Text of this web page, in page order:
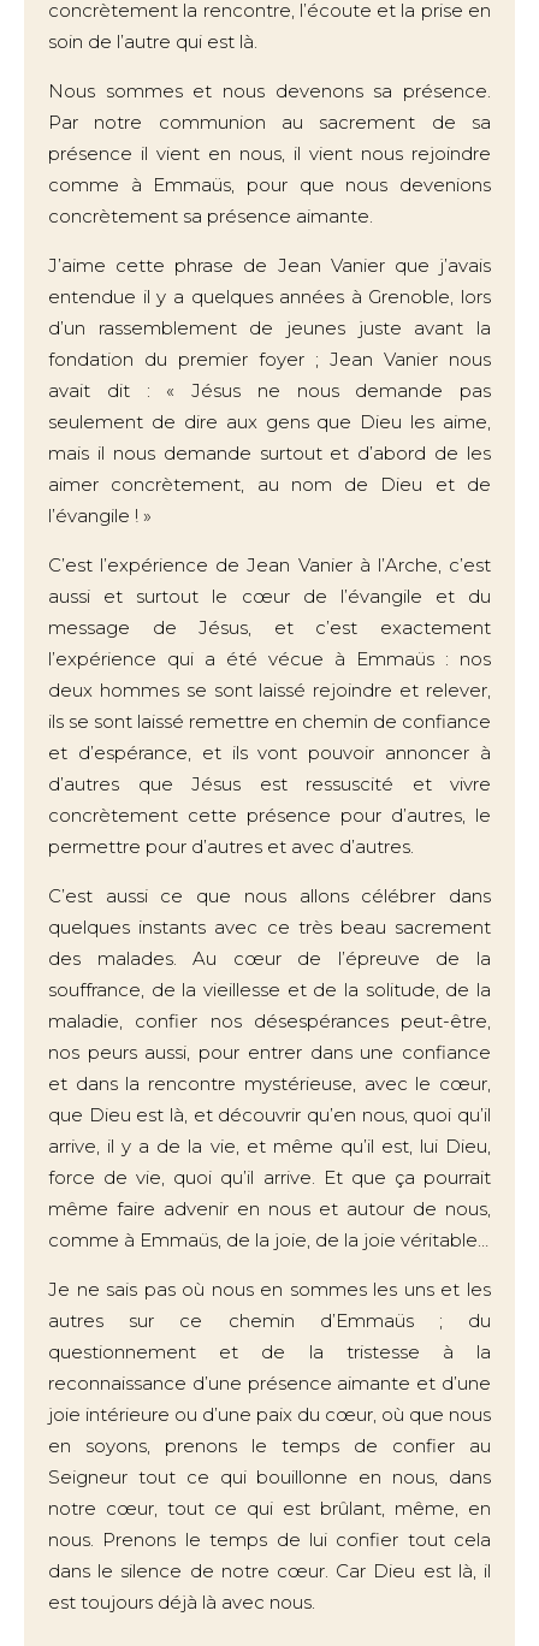
concrètement la rencontre, l’écoute et la prise en
soin de l’autre qui est là.
Nous sommes et nous devenons sa présence.
Par notre communion au sacrement de sa
présence il vient en nous, il vient nous rejoindre
comme à Emmaüs, pour que nous devenions
concrètement sa présence aimante.
J’aime cette phrase de Jean Vanier que j’avais
entendue il y a quelques années à Grenoble, lors
d’un rassemblement de jeunes juste avant la
fondation du premier foyer ; Jean Vanier nous
avait dit : « Jésus ne nous demande pas
seulement de dire aux gens que Dieu les aime,
mais il nous demande surtout et d’abord de les
aimer concrètement, au nom de Dieu et de
l’évangile ! »
C’est l’expérience de Jean Vanier à l’Arche, c’est
aussi et surtout le cœur de l’évangile et du
message de Jésus, et c’est exactement
l’expérience qui a été vécue à Emmaüs : nos
deux hommes se sont laissé rejoindre et relever,
ils se sont laissé remettre en chemin de confiance
et d’espérance, et ils vont pouvoir annoncer à
d’autres que Jésus est ressuscité et vivre
concrètement cette présence pour d’autres, le
permettre pour d’autres et avec d’autres.
C’est aussi ce que nous allons célébrer dans
quelques instants avec ce très beau sacrement
des malades. Au cœur de l’épreuve de la
souffrance, de la vieillesse et de la solitude, de la
maladie, confier nos désespérances peut-être,
nos peurs aussi, pour entrer dans une confiance
et dans la rencontre mystérieuse, avec le cœur,
que Dieu est là, et découvrir qu’en nous, quoi qu’il
arrive, il y a de la vie, et même qu’il est, lui Dieu,
force de vie, quoi qu’il arrive. Et que ça pourrait
même faire advenir en nous et autour de nous,
comme à Emmaüs, de la joie, de la joie véritable…
Je ne sais pas où nous en sommes les uns et les
autres sur ce chemin d’Emmaüs ; du
questionnement et de la tristesse à la
reconnaissance d’une présence aimante et d’une
joie intérieure ou d’une paix du cœur, où que nous
en soyons, prenons le temps de confier au
Seigneur tout ce qui bouillonne en nous, dans
notre cœur, tout ce qui est brûlant, même, en
nous. Prenons le temps de lui confier tout cela
dans le silence de notre cœur. Car Dieu est là, il
est toujours déjà là avec nous.